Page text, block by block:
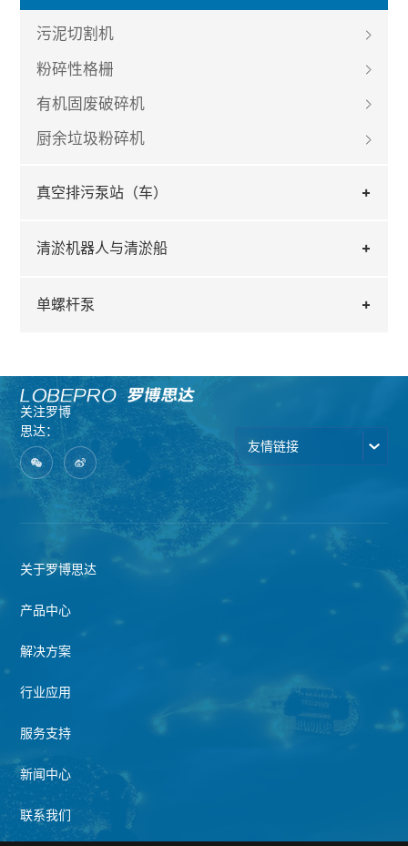
污泥切割机
粉碎性格栅
有机固废破碎机
厨余垃圾粉碎机
真空排污泵站（车）
清淤机器人与清淤船
单螺杆泵
关注罗博
思达：
友情链接
关于罗博思达
产品中心
解决方案
行业应用
服务支持
新闻中心
联系我们